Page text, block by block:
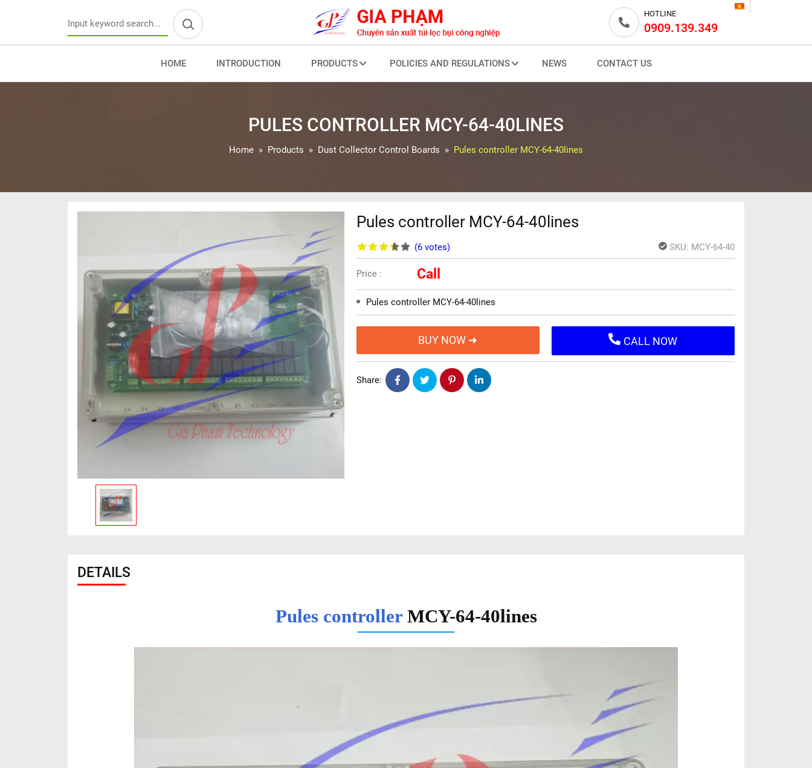
HOTLINE
0909.139.349
HOME INTRODUCTION PRODUCTS POLICIES AND REGULATIONS NEWS CONTACT US
PULES CONTROLLER MCY-64-40LINES
Home Products Dust Collector Control Boards Pules controller MCY-64-40lines
Pules controller MCY-64-40lines
(6 votes) SKU: MCY-64-40
Price : Call
Pules controller MCY-64-40lines
BUY NOW ➜ CALL NOW
Share:
DETAILS
Pules controllerMCY-64-40lines